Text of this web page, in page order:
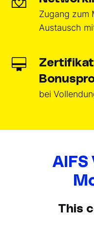
Zugang zum
Austausch
bei
AIFS
This